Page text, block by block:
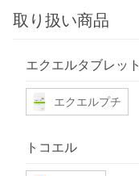
取り扱い商品
エクエルタブレット
エクエルプチ
トコエル